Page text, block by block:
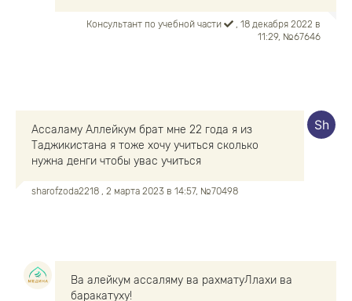
Консультант по учебной части
, 18 декабря 2022 в
11:29, №67646
Ассаламу Аллейкум брат мне 22 года я из
Таджикистана я тоже хочу учиться сколько
нужна денги чтобы увас учиться
sharofzoda2218 , 2 марта 2023 в 14:57, №70498
Ва алейкум ассаляму ва рахматуЛлахи ва
баракатуху!